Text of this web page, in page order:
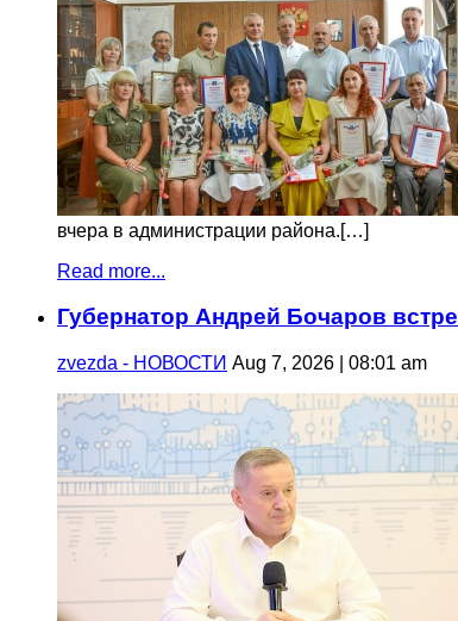
вчера в администрации района.[…]
Read more...
Губернатор Андрей Бочаров
zvezda - НОВОСТИ Aug 7, 2026 | 08:01 am